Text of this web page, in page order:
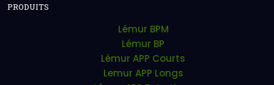
PRODUITS
Lémur BPM
Lémur BP
Lémur APP Courts
Lemur APP Longs